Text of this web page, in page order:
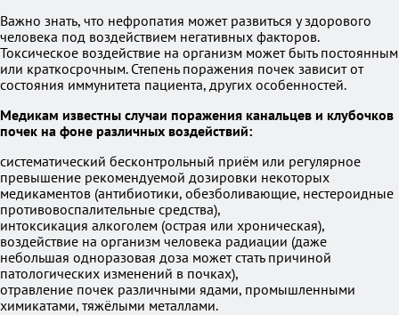
Важно знать, что нефропатия может развиться у здорового
человека под воздействием негативных факторов.
Токсическое воздействие на организм может быть постоянным
или краткосрочным. Степень поражения почек зависит от
состояния иммунитета пациента, других особенностей.
Медикам известны случаи поражения канальцев и клубочков
почек на фоне различных воздействий:
систематический бесконтрольный приём или регулярное
превышение рекомендуемой дозировки некоторых
медикаментов (антибиотики, обезболивающие, нестероидные
противовоспалительные средства),
интоксикация алкоголем (острая или хроническая),
воздействие на организм человека радиации (даже
небольшая одноразовая доза может стать причиной
патологических изменений в почках),
отравление почек различными ядами, промышленными
химикатами, тяжёлыми металлами.